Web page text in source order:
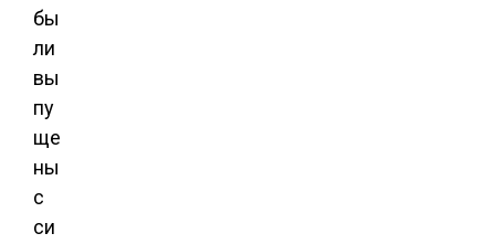
бы
ли
вы
пу
ще
ны
с
си